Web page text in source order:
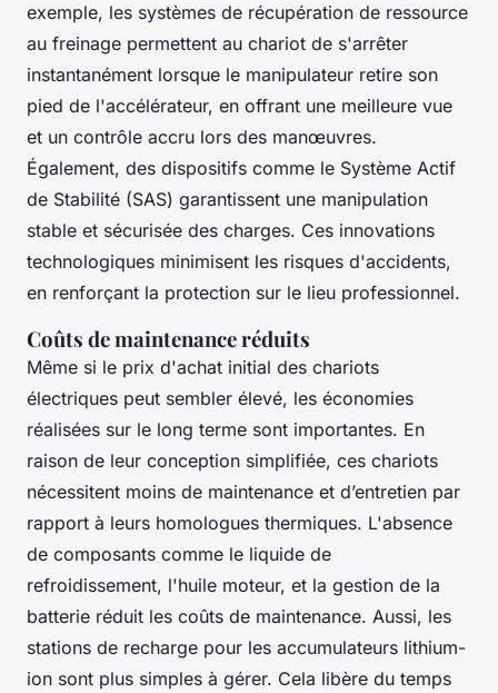
exemple, les systèmes de récupération de ressource
au freinage permettent au chariot de s'arrêter
instantanément lorsque le manipulateur retire son
pied de l'accélérateur, en offrant une meilleure vue
et un contrôle accru lors des manœuvres.
Également, des dispositifs comme le Système Actif
de Stabilité (SAS) garantissent une manipulation
stable et sécurisée des charges. Ces innovations
technologiques minimisent les risques d'accidents,
en renforçant la protection sur le lieu professionnel.
Coûts de maintenance réduits
Même si le prix d'achat initial des chariots
électriques peut sembler élevé, les économies
réalisées sur le long terme sont importantes. En
raison de leur conception simplifiée, ces chariots
nécessitent moins de maintenance et d’entretien par
rapport à leurs homologues thermiques. L'absence
de composants comme le liquide de
refroidissement, l'huile moteur, et la gestion de la
batterie réduit les coûts de maintenance. Aussi, les
stations de recharge pour les accumulateurs lithium-
ion sont plus simples à gérer. Cela libère du temps